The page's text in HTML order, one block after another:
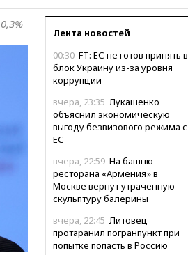
Лента новостей
00:30 FT: ЕС не готов принять в
блок Украину из-за уровня
коррупции
вчера, 23:35 Лукашенко
объяснил экономическую
выгоду безвизового режима с
ЕС
вчера, 22:59 На башню
ресторана «Армения» в
Москве вернут утраченную
скульптуру балерины
вчера, 22:45 Литовец
протаранил погранпункт при
попытке попасть в Россию